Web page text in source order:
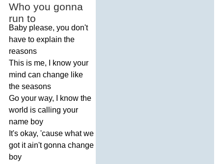
Who you gonna
run to
Baby please, you don't
have to explain the
reasons
This is me, know your
mind can change like
the seasons
Go your way, know the
world is calling your
name boy
It's okay, 'cause what we
got it ain't gonna change
boy